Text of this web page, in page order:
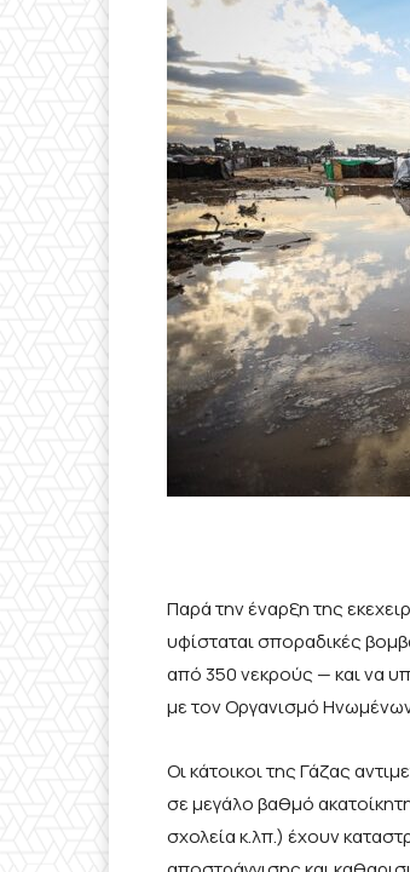
Παρά την έναρξη της
υφίσταται σποραδικές
από 350 νεκρούς — και να
με τον Οργανισμό
Οι κάτοικοι της Γάζας
σε μεγάλο βαθμό
σχολεία κ.λπ.) έχουν